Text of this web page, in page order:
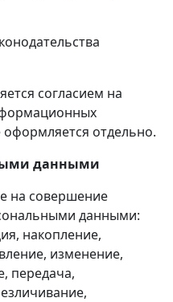
согласием на
отдельно.
данными
на совершение
данными:
накопление,
изменение,
передача,